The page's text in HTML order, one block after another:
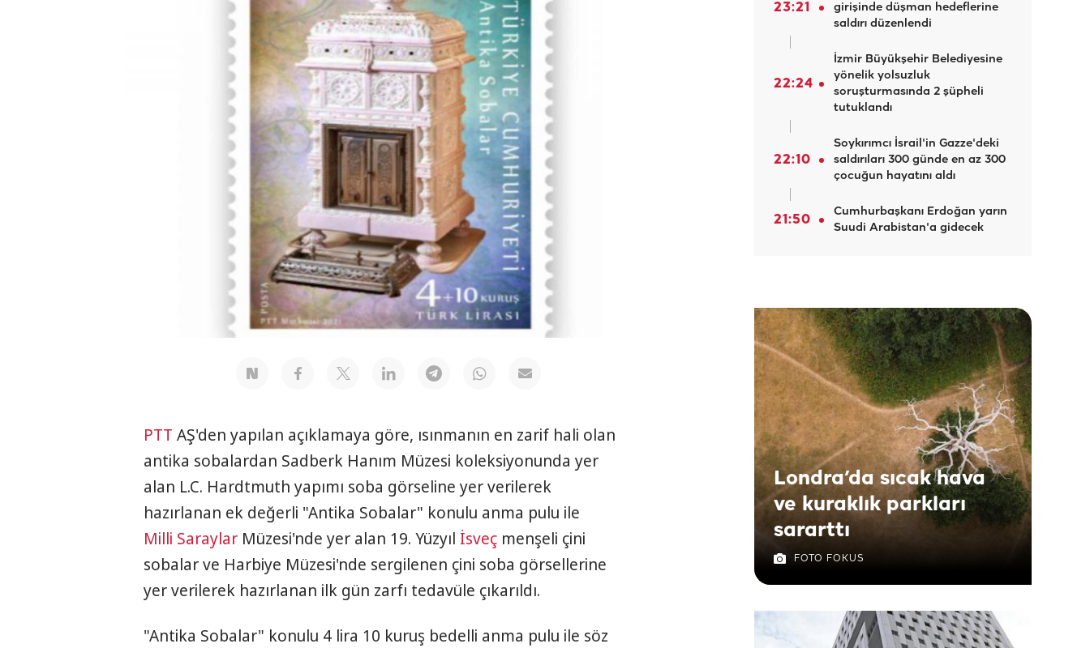
PTT AŞ'den yapılan açıklamaya göre, ısınmanın en zarif hali olan
antika sobalardan Sadberk Hanım Müzesi koleksiyonunda yer
alan L.C. Hardtmuth yapımı soba görseline yer verilerek
hazırlanan ek değerli "Antika Sobalar" konulu anma pulu ile
Milli Saraylar Müzesi'nde yer alan 19. Yüzyıl İsveç menşeli çini
sobalar ve Harbiye Müzesi'nde sergilenen çini soba görsellerine
yer verilerek hazırlanan ilk gün zarfı tedavüle çıkarıldı.
"Antika Sobalar" konulu 4 lira 10 kuruş bedelli anma pulu ile söz
23:21
girişinde düşman hedeflerine
saldırı düzenlendi
22:24
İzmir Büyükşehir Belediyesine
yönelik yolsuzluk
soruşturmasında 2 şüpheli
tutuklandı
22:10
Soykırımcı İsrail'in Gazze'deki
saldırıları 300 günde en az 300
çocuğun hayatını aldı
21:50
Cumhurbaşkanı Erdoğan yarın
Suudi Arabistan'a gidecek
Londra’da sıcak hava
ve kuraklık parkları
sararttı
FOTO FOKUS